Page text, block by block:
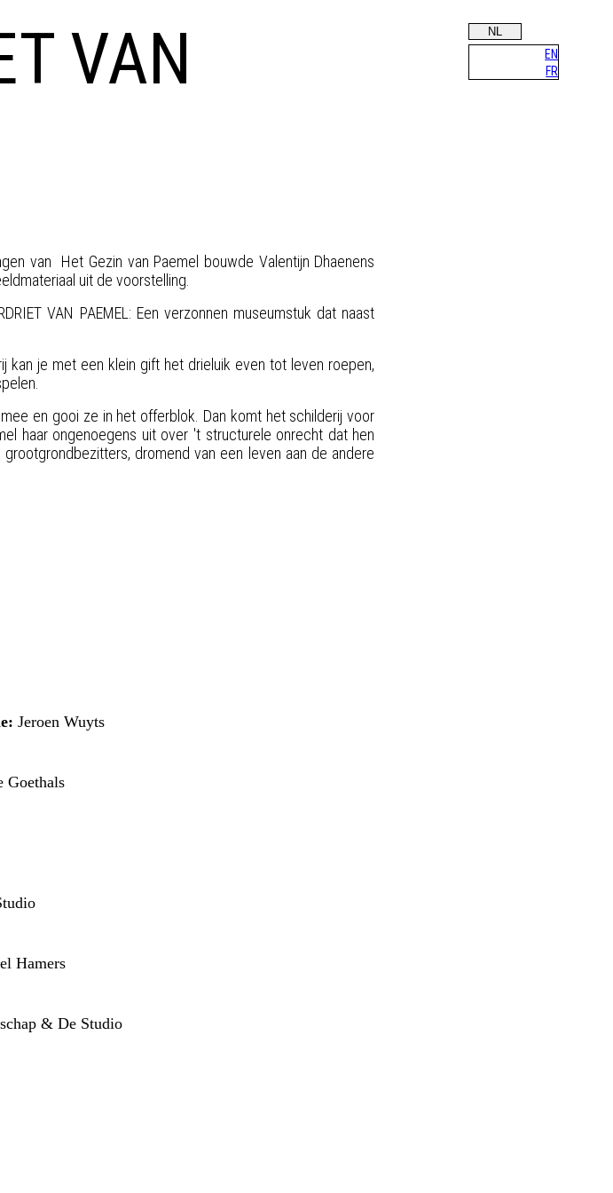
VAN
van Het Gezin van Paemel bouwde Valentijn Dhaenens
uit de voorstelling.
VAN PAEMEL: Een verzonnen museumstuk dat naast
kan je met een klein gift het drieluik even tot leven roepen,
en gooi ze in het offerblok. Dan komt het schilderij voor
haar ongenoegens uit over 't structurele onrecht dat hen
dromend van een leven aan de andere
Jeroen Wuyts
Goethals
Hamers
& De Studio
NL
EN
FR